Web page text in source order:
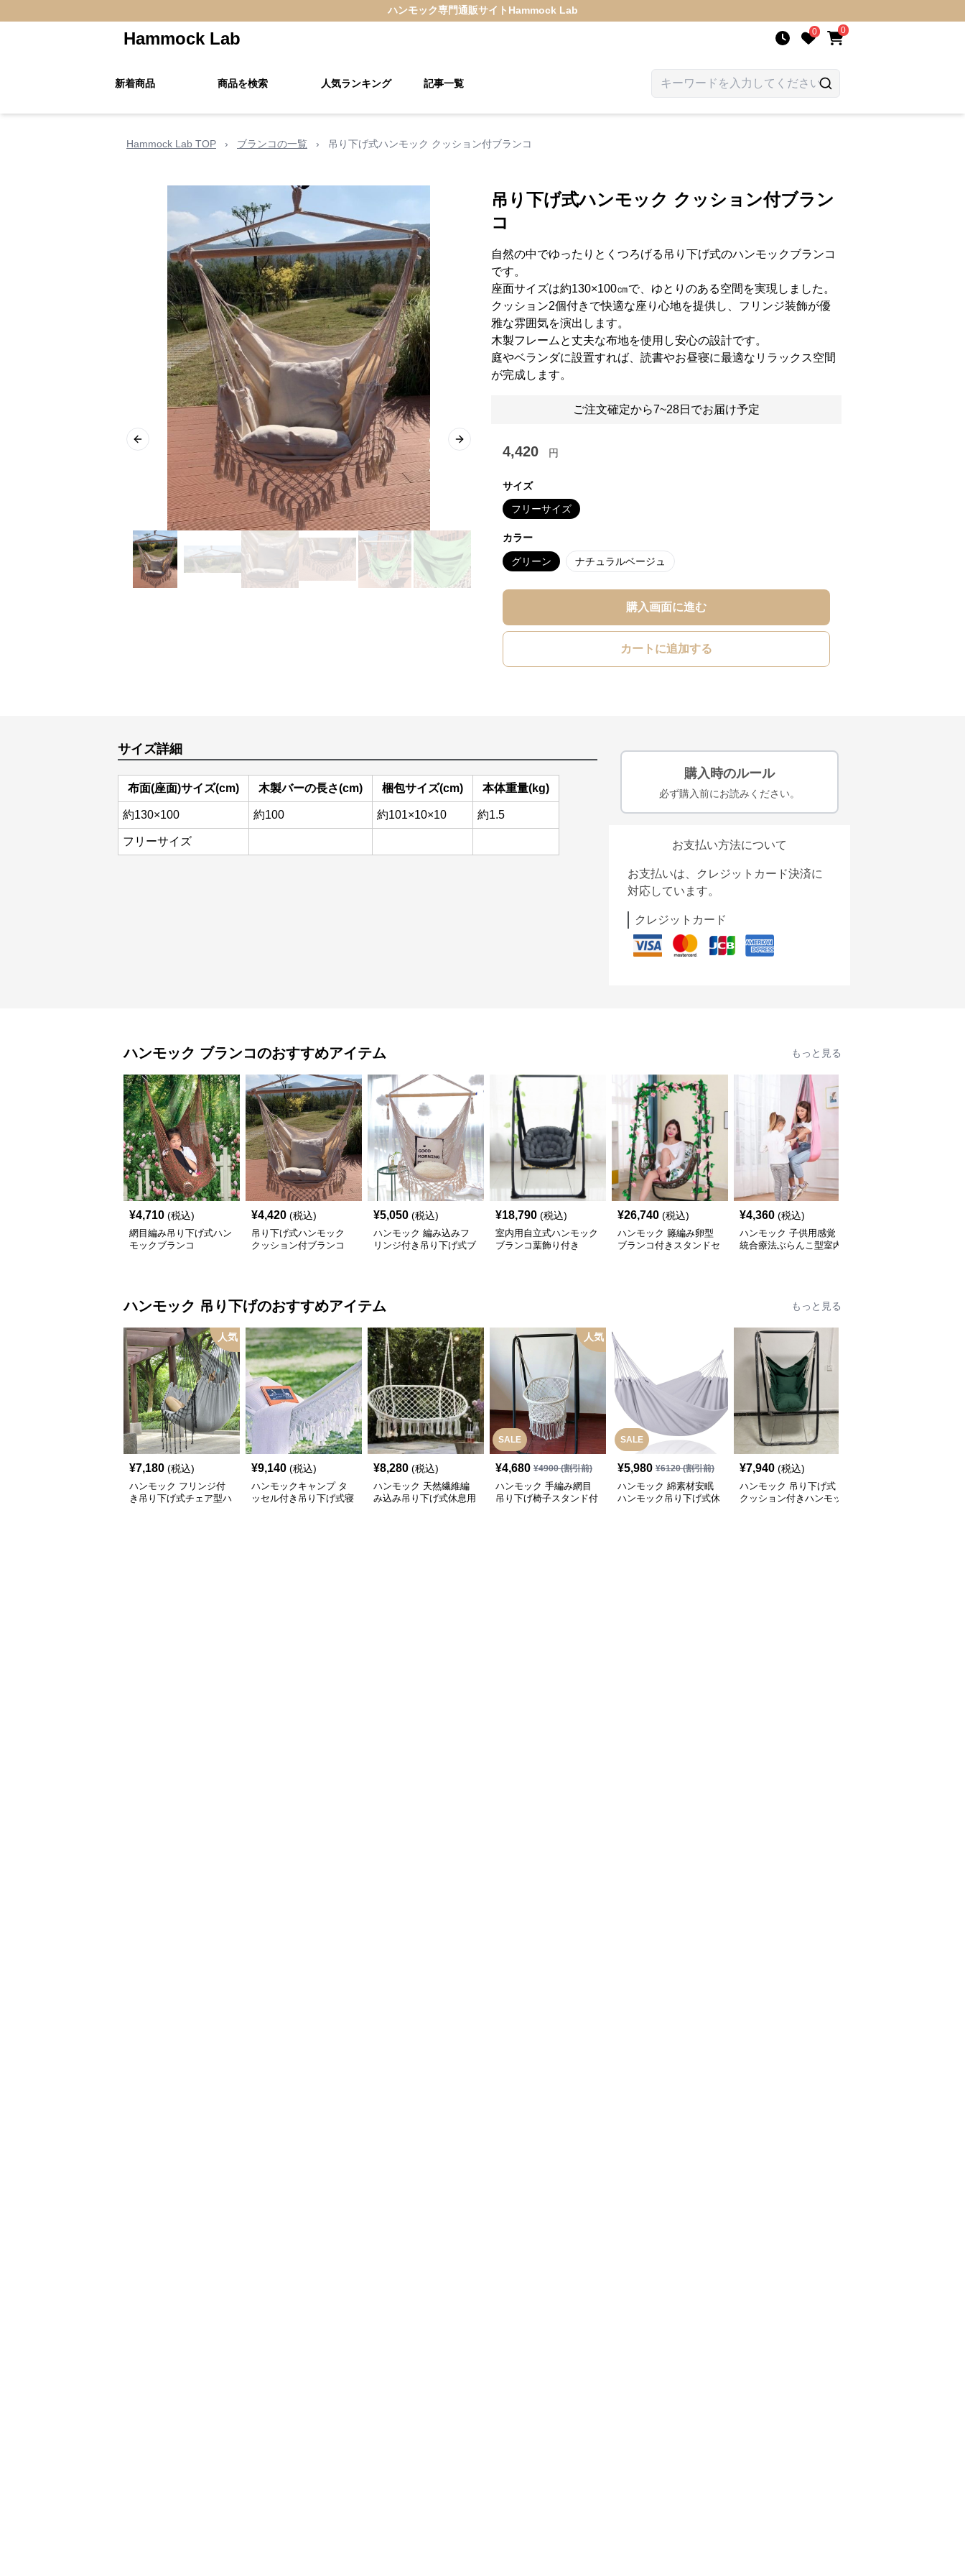
ハンモック専門通販サイト Hammock Lab
Hammock Lab 0 0
新着商品 商品を検索 人気ランキング 記事一覧
Hammock Lab TOP › ブランコの一覧 › 吊り下げ式ハンモック クッション付ブランコ
Previous slide Next slide
吊り下げ式ハンモック クッション付ブラン
コ
自然の中でゆったりとくつろげる吊り下げ式のハンモックブランコ
です。
座面サイズは約130×100㎝で、ゆとりのある空間を実現しました。
クッション2個付きで快適な座り心地を提供し、フリンジ装飾が優
雅な雰囲気を演出します。
木製フレームと丈夫な布地を使用し安心の設計です。
庭やベランダに設置すれば、読書やお昼寝に最適なリラックス空間
が完成します。
ご注文確定から7~28日でお届け予定
4,420 円
サイズ
フリーサイズ
カラー
グリーン ナチュラルベージュ
購入画面に進む
カートに追加する
サイズ詳細
布面(座面)サイズ(cm) 木製バーの長さ(cm) 梱包サイズ(cm) 本体重量(kg)
約130×100 約100 約101×10×10 約1.5
フリーサイズ
購入時のルール
必ず購入前にお読みください。
お支払い方法について
お支払いは、クレジットカード決済に
対応しています。
クレジットカード
ハンモック ブランコのおすすめアイテム もっと見る
¥4,710 (税込)
網目編み吊り下げ式ハン
モックブランコ
¥4,420 (税込)
吊り下げ式ハンモック
クッション付ブランコ
¥5,050 (税込)
ハンモック 編み込みフ
リンジ付き吊り下げ式ブ
¥18,790 (税込)
室内用自立式ハンモック
ブランコ葉飾り付き
¥26,740 (税込)
ハンモック 籐編み卵型
ブランコ付きスタンドセ
¥4,360 (税込)
ハンモック 子供用感覚
統合療法ぶらんこ型室内
ハンモック 吊り下げのおすすめアイテム もっと見る
人気
¥7,180 (税込)
ハンモック フリンジ付
き吊り下げ式チェア型ハ
¥9,140 (税込)
ハンモックキャンプ タ
ッセル付き吊り下げ式寝
¥8,280 (税込)
ハンモック 天然繊維編
み込み吊り下げ式休息用
SALE
人気
¥4,680 ¥4900(割引前)
ハンモック 手編み網目
吊り下げ椅子スタンド付
SALE
¥5,980 ¥6120(割引前)
ハンモック 綿素材安眠
ハンモック吊り下げ式休
¥7,940 (税込)
ハンモック 吊り下げ式
クッション付きハンモッ